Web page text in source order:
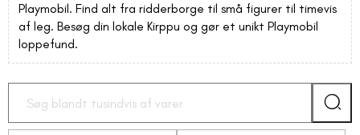
Playmobil. Find alt fra ridderborge til små figurer til timevis
af leg. Besøg din lokale Kirppu og gør et unikt Playmobil
loppefund.